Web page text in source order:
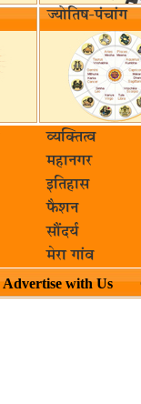
ज्योतिष-पंचांग
व्यक्तित्व
महानगर
इतिहास
फैशन
सौंदर्य
मेरा गांव
Advertise with Us